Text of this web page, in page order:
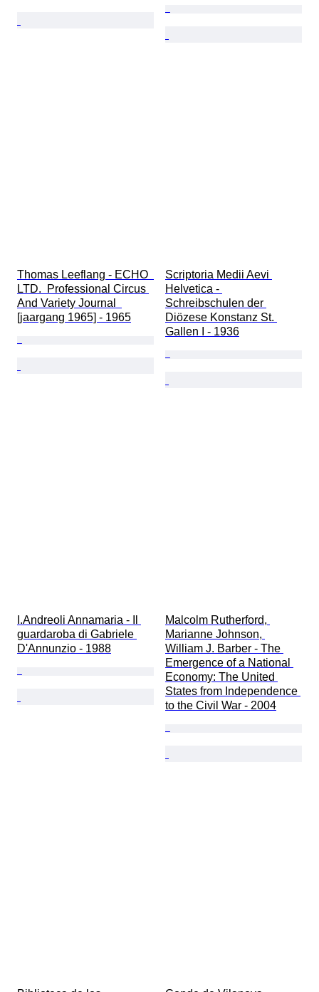
Thomas Leeflang - ECHO
LTD.  Professional Circus
And Variety Journal
[jaargang 1965] - 1965
Scriptoria Medii Aevi
Helvetica -
Schreibschulen der
Diözese Konstanz St.
Gallen I - 1936
I.Andreoli Annamaria - Il
guardaroba di Gabriele
D'Annunzio - 1988
Malcolm Rutherford,
Marianne Johnson,
William J. Barber - The
Emergence of a National
Economy: The United
States from Independence
to the Civil War - 2004